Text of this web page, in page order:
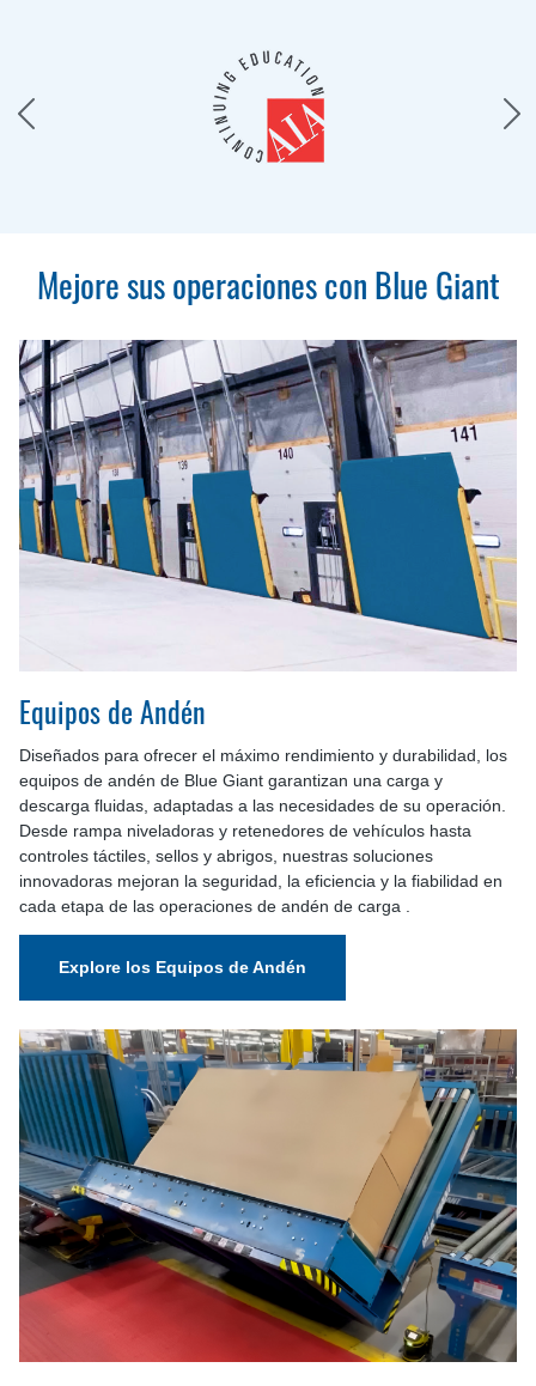
Mejore sus operaciones con Blue Giant
Equipos de Andén
Diseñados para ofrecer el máximo rendimiento y durabilidad, los
equipos de andén de Blue Giant garantizan una carga y
descarga fluidas, adaptadas a las necesidades de su operación.
Desde rampa niveladoras y retenedores de vehículos hasta
controles táctiles, sellos y abrigos, nuestras soluciones
innovadoras mejoran la seguridad, la eficiencia y la fiabilidad en
cada etapa de las operaciones de andén de carga .
Explore los Equipos de Andén